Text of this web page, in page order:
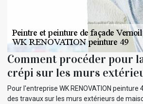
Comment procéder pour
crépi sur les murs
Pour l'entreprise WK RENOVATION peinture
des travaux sur les murs extérieurs de